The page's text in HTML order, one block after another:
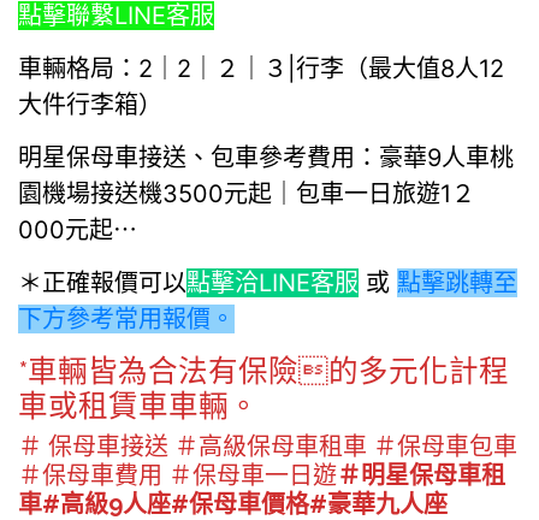
點擊聯繫LINE客服
車輛格局：2｜2｜２｜３|行李（最大值8人12
大件行李箱）
明星保母車接送、包車參考費用：豪華9人車桃
園機場接送機3500元起｜包車一日旅遊1２
000元起⋯
＊正確報價可以點擊洽LINE客服 或 點擊跳轉至
下方參考常用報價。
*車輛皆為合法有保險的多元化計程
車或租賃車車輛。
＃ 保母車接送 ＃高級保母車租車 ＃保母車包車
＃保母車費用 ＃保母車一日遊＃明星保母車租
車#高級9人座#保母車價格#豪華九人座